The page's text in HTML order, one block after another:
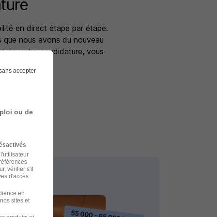
en direct étape par étape.
nous avons du nouveau
de votre candidature, vous
accepter
ou de
vérifier s'il
d'accès
en
sites et